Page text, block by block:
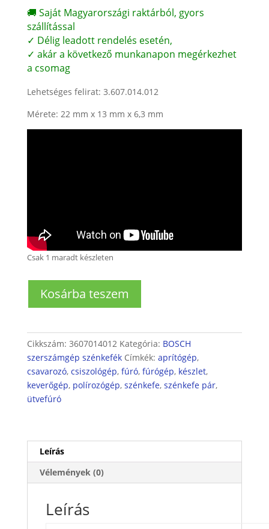
🚚 Saját Magyarországi raktárból, gyors
szállítással
✓ Délig leadott rendelés esetén,
✓ akár a következő munkanapon megérkezhet
a csomag
Lehetséges felirat: 3.607.014.012
Mérete: 22 mm x 13 mm x 6,3 mm
Csak 1 maradt készleten
fúrógéphez
szénkefe
készlet
mennyiség
Kosárba teszem
Cikkszám: 3607014012 Kategória: BOSCH
szerszámgép szénkefék Címkék: aprítógép,
csavarozó, csiszológép, fúró, fúrógép, készlet,
keverőgép, polírozógép, szénkefe, szénkefe pár,
ütvefúró
Leírás
Vélemények (0)
Leírás